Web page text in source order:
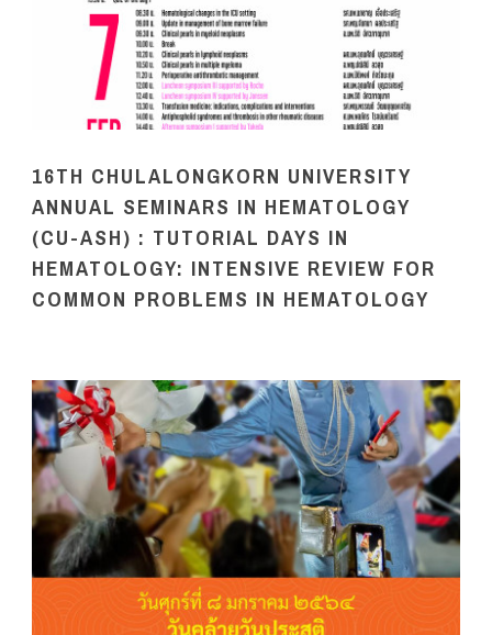
16TH CHULALONGKORN UNIVERSITY
ANNUAL SEMINARS IN HEMATOLOGY
(CU-ASH) : TUTORIAL DAYS IN
HEMATOLOGY: INTENSIVE REVIEW FOR
COMMON PROBLEMS IN HEMATOLOGY